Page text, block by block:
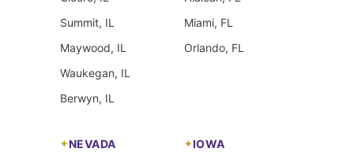
Summit, IL
Maywood, IL
Waukegan, IL
Berwyn, IL
Miami, FL
Orlando, FL
NEVADA IOWA